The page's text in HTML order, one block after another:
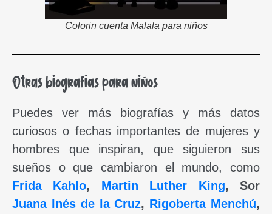
Colorin cuenta Malala para niños
Otras biografías para niños
Puedes ver más biografías y más datos
curiosos o fechas importantes de mujeres y
hombres que inspiran, que siguieron sus
sueños o que cambiaron el mundo, como
Frida Kahlo, Martin Luther King, Sor
Juana Inés de la Cruz, Rigoberta Menchú,